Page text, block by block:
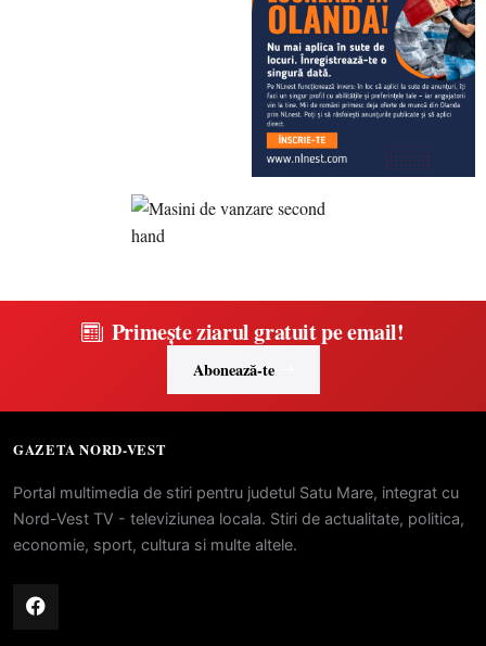
Primește ziarul gratuit pe email!
Abonează-te
GAZETA NORD-VEST
Portal multimedia de stiri pentru judetul Satu Mare, integrat cu
Nord-Vest TV - televiziunea locala. Stiri de actualitate, politica,
economie, sport, cultura si multe altele.